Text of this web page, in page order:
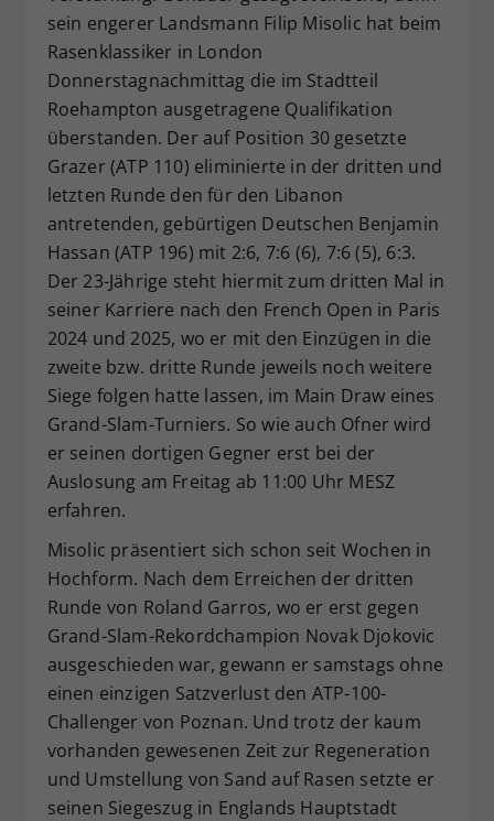
sein engerer Landsmann Filip Misolic hat beim
Rasenklassiker in London
Donnerstagnachmittag die im Stadtteil
Roehampton ausgetragene Qualifikation
überstanden. Der auf Position 30 gesetzte
Grazer (ATP 110) eliminierte in der dritten und
letzten Runde den für den Libanon
antretenden, gebürtigen Deutschen Benjamin
Hassan (ATP 196) mit 2:6, 7:6 (6), 7:6 (5), 6:3.
Der 23-Jährige steht hiermit zum dritten Mal in
seiner Karriere nach den French Open in Paris
2024 und 2025, wo er mit den Einzügen in die
zweite bzw. dritte Runde jeweils noch weitere
Siege folgen hatte lassen, im Main Draw eines
Grand-Slam-Turniers. So wie auch Ofner wird
er seinen dortigen Gegner erst bei der
Auslosung am Freitag ab 11:00 Uhr MESZ
erfahren.
Misolic präsentiert sich schon seit Wochen in
Hochform. Nach dem Erreichen der dritten
Runde von Roland Garros, wo er erst gegen
Grand-Slam-Rekordchampion Novak Djokovic
ausgeschieden war, gewann er samstags ohne
einen einzigen Satzverlust den ATP-100-
Challenger von Poznan. Und trotz der kaum
vorhanden gewesenen Zeit zur Regeneration
und Umstellung von Sand auf Rasen setzte er
seinen Siegeszug in Englands Hauptstadt
Zweck
Dieser Wert speichert Ihre Consent-
Einstellungen. Unter anderem eine
zufällig generierte ID, für die
historische Speicherung Ihrer
vorgenommen Einstellungen, falls der
Webseiten-Betreiber dies eingestellt
hat.